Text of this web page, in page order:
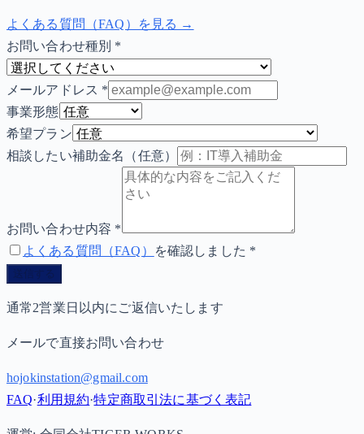
よくある質問（FAQ）を見る →
お問い合わせ種別 *
メールアドレス *
事業形態
希望プラン
相談したい補助金名（任意）
お問い合わせ内容 *
よくある質問（FAQ）
を確認しました *
送信する
通常2営業日以内にご返信いたします
メールで直接お問い合わせ
hojokinstation@gmail.com
FAQ·利用規約·特定商取引法に基づく表記